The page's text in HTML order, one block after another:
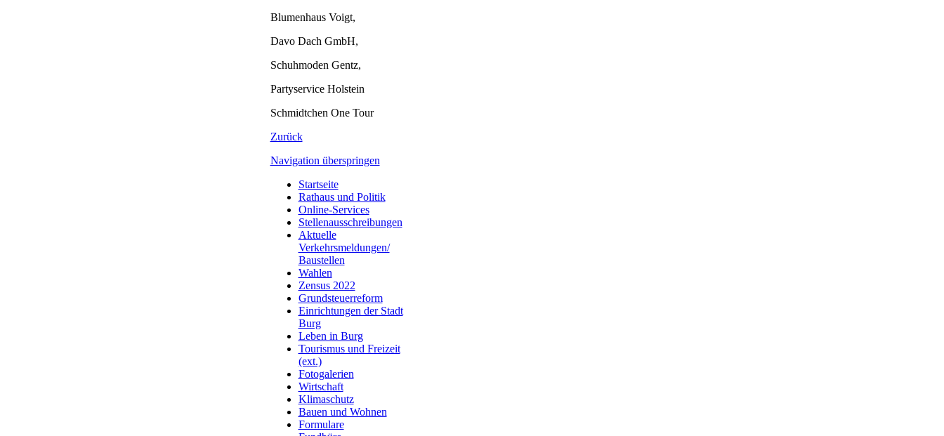
Blumenhaus Voigt,
Davo Dach GmbH,
Schuhmoden Gentz,
Partyservice Holstein
Schmidtchen One Tour
Zurück
Navigation überspringen
Startseite
Rathaus und Politik
Online-Services
Stellenausschreibungen
Aktuelle
Verkehrsmeldungen/
Baustellen
Wahlen
Zensus 2022
Grundsteuerreform
Einrichtungen der Stadt
Burg
Leben in Burg
Tourismus und Freizeit
(ext.)
Fotogalerien
Wirtschaft
Klimaschutz
Bauen und Wohnen
Formulare